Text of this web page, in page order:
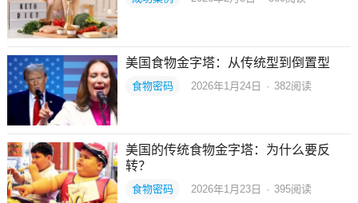
美国食物金字塔：从传统型到倒置型
食物密码 2026年1月24日 · 382阅读
美国的传统食物金字塔：为什么要反
转？
食物密码 2026年1月23日 · 395阅读